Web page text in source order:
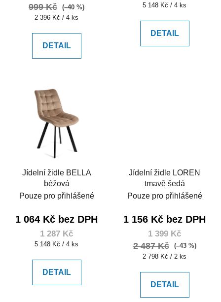
999 Kč
(–40 %)
Měrná
2 396 Kč / 4 ks
DETAIL
Měrná
5 148 Kč / 4 ks
DETAIL
Jídelní židle BELLA
béžová
Pouze pro přihlášené
1 064 Kč bez DPH
1 287 Kč
Měrná
5 148 Kč / 4 ks
DETAIL
Jídelní židle LOREN
tmavě šedá
Pouze pro přihlášené
1 156 Kč bez DPH
1 399 Kč
2 487 Kč
(–43 %)
Měrná
2 798 Kč / 2 ks
DETAIL